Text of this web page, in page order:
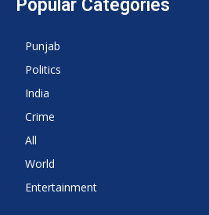
Popular Categories
Punjab
Politics
India
Crime
All
World
Entertainment